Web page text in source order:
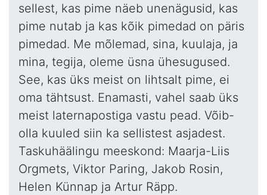
sellest, kas pime näeb unenägusid, kas
pime nutab ja kas kõik pimedad on päris
pimedad. Me mõlemad, sina, kuulaja, ja
mina, tegija, oleme üsna ühesugused.
See, kas üks meist on lihtsalt pime, ei
oma tähtsust. Enamasti, vahel saab üks
meist laternapostiga vastu pead. Võib-
olla kuuled siin ka sellistest asjadest.
Taskuhäälingu meeskond: Maarja-Liis
Orgmets, Viktor Paring, Jakob Rosin,
Helen Künnap ja Artur Räpp.